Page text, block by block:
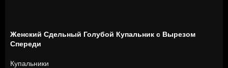
Женский Сдельный Голубой Купальник с Вырезом
Спереди
Купальники